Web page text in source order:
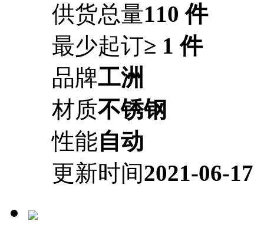
供货总量110 件
最少起订≥ 1 件
品牌工洲
材质不锈钢
性能自动
更新时间2021-06-17